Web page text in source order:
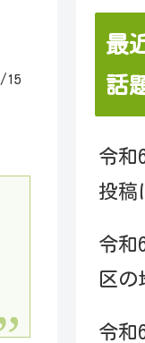
15
最
話
令和
投稿
令和
区
令和